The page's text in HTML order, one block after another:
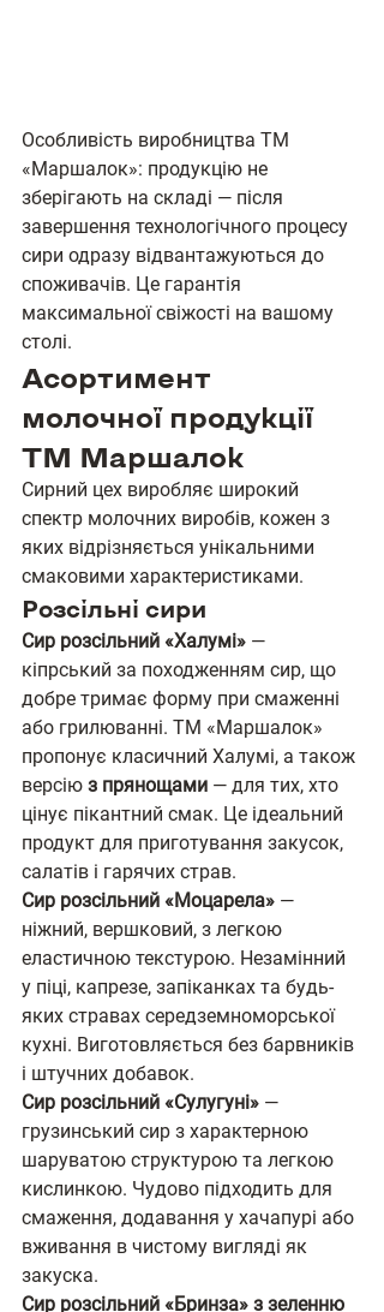
Особливість виробництва ТМ
«Маршалок»: продукцію не
зберігають на складі — після
завершення технологічного процесу
сири одразу відвантажуються до
споживачів. Це гарантія
максимальної свіжості на вашому
столі.
Асортимент
молочної продукції
ТМ Маршалок
Сирний цех виробляє широкий
спектр молочних виробів, кожен з
яких відрізняється унікальними
смаковими характеристиками.
Розсільні сири
Сир розсільний «Халумі» —
кіпрський за походженням сир, що
добре тримає форму при смаженні
або грилюванні. ТМ «Маршалок»
пропонує класичний Халумі, а також
версію з прянощами — для тих, хто
цінує пікантний смак. Це ідеальний
продукт для приготування закусок,
салатів і гарячих страв.
Сир розсільний «Моцарела» —
ніжний, вершковий, з легкою
еластичною текстурою. Незамінний
у піці, капрезе, запіканках та будь-
яких стравах середземноморської
кухні. Виготовляється без барвників
і штучних добавок.
Сир розсільний «Сулугуні» —
грузинський сир з характерною
шаруватою структурою та легкою
кислинкою. Чудово підходить для
смаження, додавання у хачапурі або
вживання в чистому вигляді як
закуска.
Сир розсільний «Бринза» з зеленню